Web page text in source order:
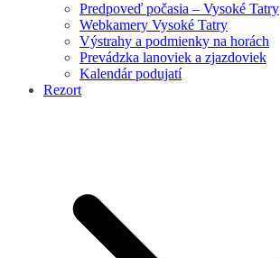
Predpoveď počasia – Vysoké Tatry
Webkamery Vysoké Tatry
Výstrahy a podmienky na horách
Prevádzka lanoviek a zjazdoviek
Kalendár podujatí
Rezort